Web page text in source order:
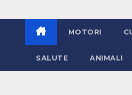
MOTORI
SALUTE ANIMALI